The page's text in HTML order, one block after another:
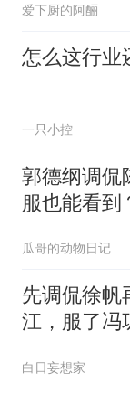
爱下厨的阿酾
怎么这行业
一只小控
郭德纲调侃
服也能看到
瓜哥的动物日记
先调侃徐帆
江，服了冯
白日妄想家